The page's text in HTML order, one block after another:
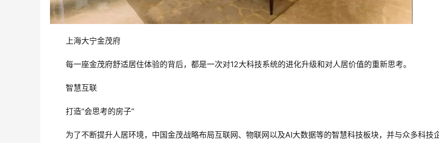
上海大宁金茂府
每一座金茂府舒适居住体验的背后，都是一次对12大科技系统的进化升级和对人居价值的重新思考。
智慧互联
打造“会思考的房子”
为了不断提升人居环境，中国金茂战略布局互联网、物联网以及AI大数据等的智慧科技板块，并与众多科技